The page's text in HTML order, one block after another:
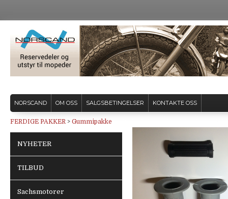
NORSCAND OM OSS SALGSBETINGELSER KONTAKTE OSS
FERDIGE PAKKER > Gummipakke
NYHETER
TILBUD
Sachsmotorer